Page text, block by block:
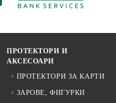
ПРОТЕКТОРИ И
АКСЕСОАРИ
ПРОТЕКТОРИ ЗА КАРТИ
ЗАРОВЕ, ФИГУРКИ